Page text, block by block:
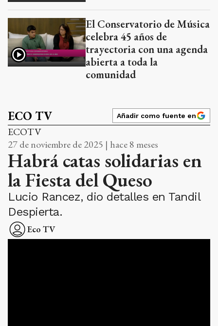
El Conservatorio de Música
celebra 45 años de
trayectoria con una agenda
abierta a toda la
comunidad
ECO TV Añadir como fuente en
ECOTV
27 de noviembre de 2025 | hace 8 meses
Habrá catas solidarias en
la Fiesta del Queso
Lucio Rancez, dio detalles en Tandil
Despierta.
Eco TV